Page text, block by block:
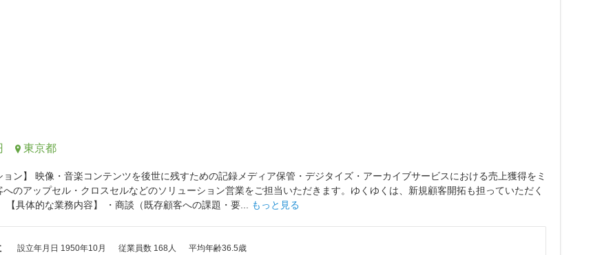
東京都
ョン】 映像・音楽コンテンツを後世に残すための記録メディア保管・デジタイズ・アーカイブサービスにおける売上獲得をミ
のアップセル・クロスセルなどのソリューション営業をご担当いただきます。ゆくゆくは、新規顧客開拓も担っていただく
【具体的な業務内容】 ・商談（既存顧客への課題・要...
もっと見る
設立年月日 1950年10月 従業員数 168人 平均年齢36.5歳